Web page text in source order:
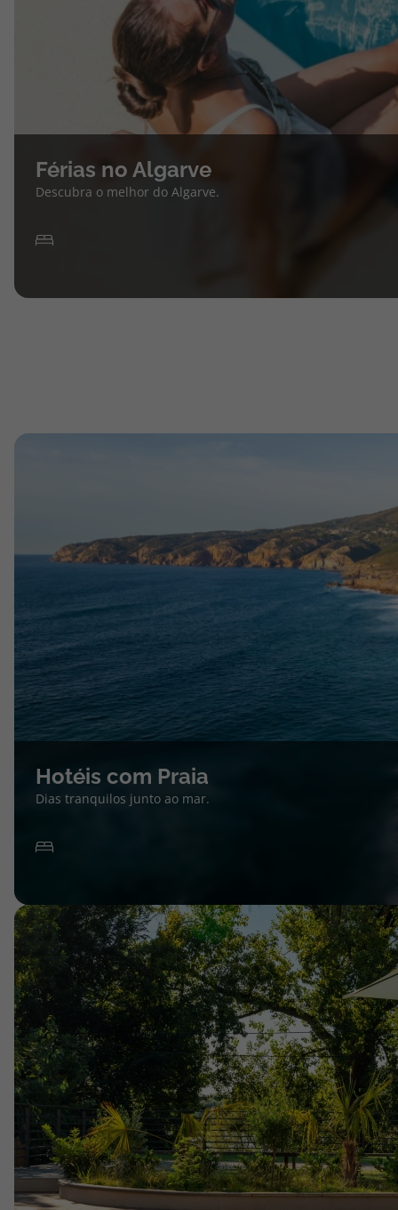
Férias no Algarve
Descubra o melhor do Algarve.
Hotéis com Praia
Dias tranquilos junto ao mar.